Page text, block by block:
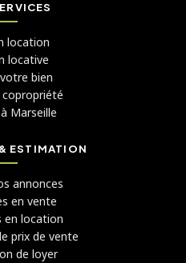
location
locative
bien
copropriété
Marseille
ESTIMATION
annonces
en vente
en location
prix de vente
de loyer